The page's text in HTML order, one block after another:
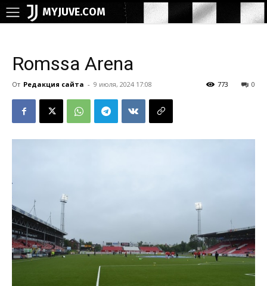
MYJUVE.COM
Romssa Arena
От Редакция сайта - 9 июля, 2024 17:08 0
773